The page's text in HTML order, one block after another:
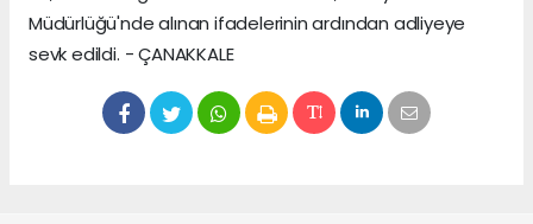
Müdürlüğü'nde alınan ifadelerinin ardından adliyeye
sevk edildi. - ÇANAKKALE